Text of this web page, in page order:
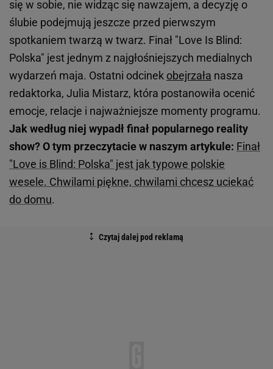
się w sobie, nie widząc się nawzajem, a decyzję o
ślubie podejmują jeszcze przed pierwszym
spotkaniem twarzą w twarz. Finał "Love Is Blind:
Polska" jest jednym z najgłośniejszych medialnych
wydarzeń maja. Ostatni odcinek obejrzała nasza
redaktorka, Julia Mistarz, która postanowiła ocenić
emocje, relacje i najważniejsze momenty programu.
Jak według niej wypadł finał popularnego reality
show? O tym przeczytacie w naszym artykule: Finał
"Love is Blind: Polska" jest jak typowe polskie
wesele. Chwilami piękne, chwilami chcesz uciekać
do domu.